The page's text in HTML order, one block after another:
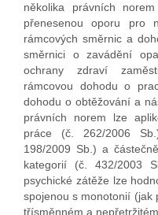
několika právních
přenesenou oporu pro
rámcových směrnic a
směrnici o zavádění
ochrany zdraví
rámcovou dohodu o
dohodu o obtěžování a
právních norem lze
práce (č. 262/2006
198/2009 Sb.) a
kategorií (č. 432/2003
psychické zátěže lze
spojenou s monotonií (jak
třísměnném a